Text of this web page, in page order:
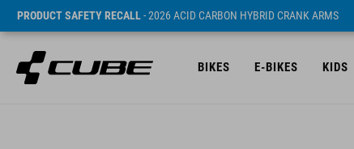
PRODUCT SAFETY RECALL- 2026 ACID CARBON HYBRID CRANK ARMS
BIKES E-BIKES KIDS